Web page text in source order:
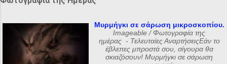
Μυρμήγκι σε σάρωση μικροσκοπίου.
Imageable / Φωτογραφία της
ημέρας - Τελευταίες ΑναρτήσειςΕάν το
έβλεπες μπροστά σου, σίγουρα θα
σκιαζόσουν! Μυρμήγκι σε σάρωση